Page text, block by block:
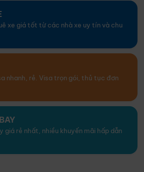
xe giá tốt từ các nhà xe uy tín và chu
nhanh, rẻ. Visa trọn gói, thủ tục đơn
giá rẻ nhất, nhiều khuyến mãi hấp dẫn